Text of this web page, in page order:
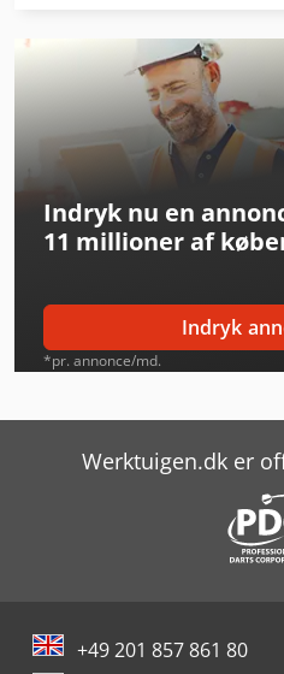
Jlg 600Aj
Jlg E300Ajp
Jlg E400Ajpn
Jlg E600Jp
Jlg Pecolift
Indryk nu en
11 millioner af
Indryk
*pr. annonce/md.
Werktuigen.dk er
+49 201 857 861 80